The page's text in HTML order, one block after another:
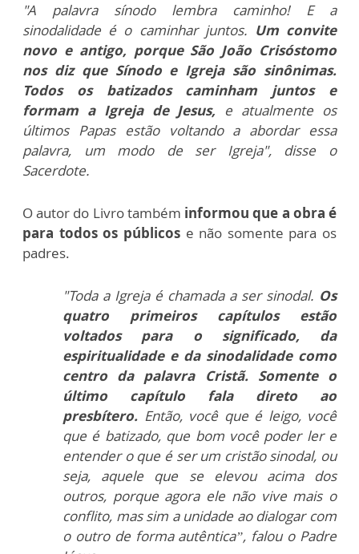
"A palavra sínodo lembra caminho! E a
sinodalidade é o caminhar juntos. Um convite
novo e antigo, porque São João Crisóstomo
nos diz que Sínodo e Igreja são sinônimas.
Todos os batizados caminham juntos e
formam a Igreja de Jesus, e atualmente os
últimos Papas estão voltando a abordar essa
palavra, um modo de ser Igreja", disse o
Sacerdote.
O autor do Livro também informou que a obra é
para todos os públicose não somente para os
padres.
"Toda a Igreja é chamada a ser sinodal. Os
quatro primeiros capítulos estão
voltados para o significado, da
espiritualidade e da sinodalidade como
centro da palavra Cristã. Somente o
último capítulo fala direto ao
presbítero. Então, você que é leigo, você
que é batizado, que bom você poder ler e
entender o que é ser um cristão sinodal, ou
seja, aquele que se elevou acima dos
outros, porque agora ele não vive mais o
conflito, mas sim a unidade ao dialogar com
o outro de forma autêntica”, falou o Padre